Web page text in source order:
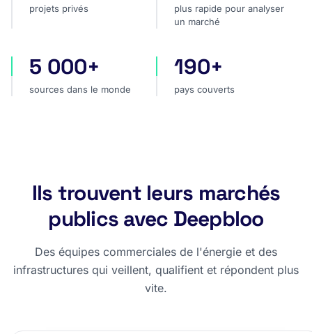
projets privés
plus rapide pour analyser
un marché
sources dans le monde
5 000+
sources dans le monde
pays couverts
190+
pays couverts
Ils trouvent leurs marchés
publics avec Deepbloo
Des équipes commerciales de l'énergie et des
infrastructures qui veillent, qualifient et répondent plus
vite.